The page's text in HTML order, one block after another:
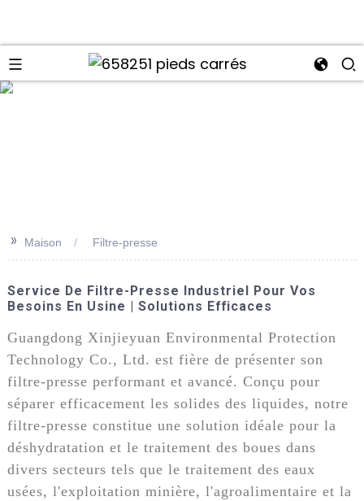
>> Maison Filtre-presse
Service De Filtre-Presse Industriel Pour Vos
Besoins En Usine | Solutions Efficaces
Guangdong Xinjieyuan Environmental Protection
Technology Co., Ltd. est fière de présenter son
filtre-presse performant et avancé. Conçu pour
séparer efficacement les solides des liquides, notre
filtre-presse constitue une solution idéale pour la
déshydratation et le traitement des boues dans
divers secteurs tels que le traitement des eaux
usées, l'exploitation minière, l'agroalimentaire et la